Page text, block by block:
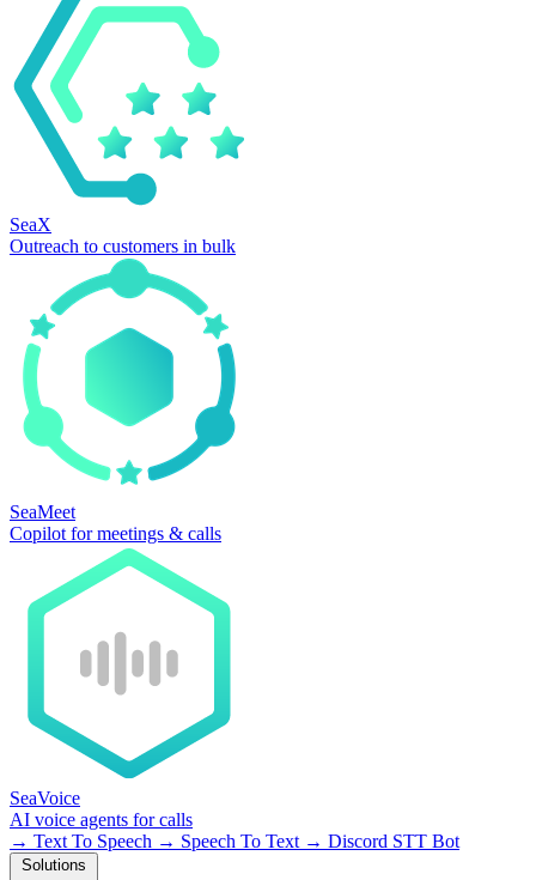
SeaX
Outreach to customers in bulk
SeaMeet
Copilot for meetings & calls
SeaVoice
AI voice agents for calls
→ Text To Speech → Speech To Text → Discord STT Bot